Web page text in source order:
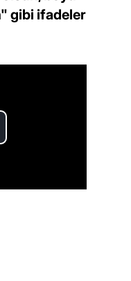
gibi ifadeler